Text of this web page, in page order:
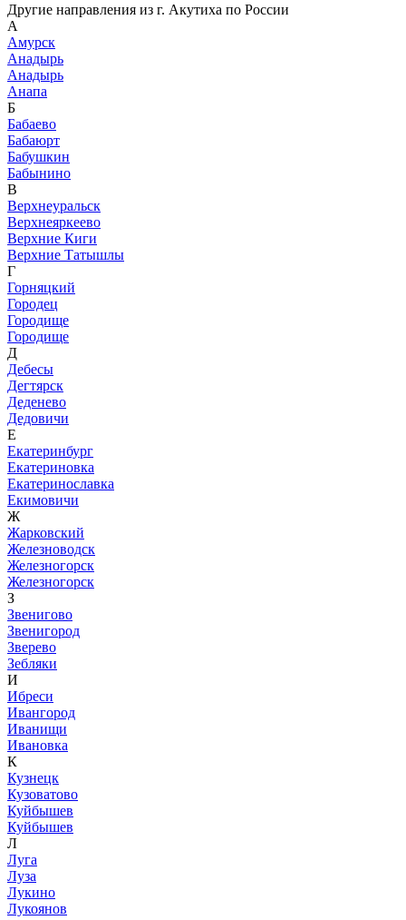
Другие направления из г. Акутиха по России
А
Амурск
Анадырь
Анадырь
Анапа
Б
Бабаево
Бабаюрт
Бабушкин
Бабынино
В
Верхнеуральск
Верхнеяркеево
Верхние Киги
Верхние Татышлы
Г
Горняцкий
Городец
Городище
Городище
Д
Дебесы
Дегтярск
Деденево
Дедовичи
Е
Екатеринбург
Екатериновка
Екатеринославка
Екимовичи
Ж
Жарковский
Железноводск
Железногорск
Железногорск
З
Звенигово
Звенигород
Зверево
Зебляки
И
Ибреси
Ивангород
Иванищи
Ивановка
К
Кузнецк
Кузоватово
Куйбышев
Куйбышев
Л
Луга
Луза
Лукино
Лукоянов